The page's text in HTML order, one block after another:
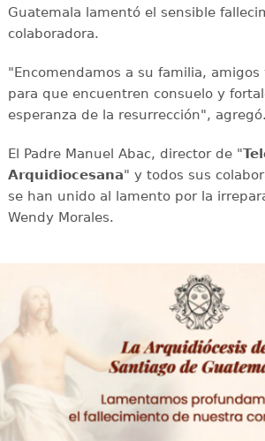
Guatemala lamentó el sensible
colaboradora.
"Encomendamos a su familia, amigos
para que encuentren consuelo y
esperanza de la resurrección", agregó.
El Padre Manuel Abac, director de "
Arquidiocesana" y todos sus
se han unido al lamento por la
Wendy Morales.